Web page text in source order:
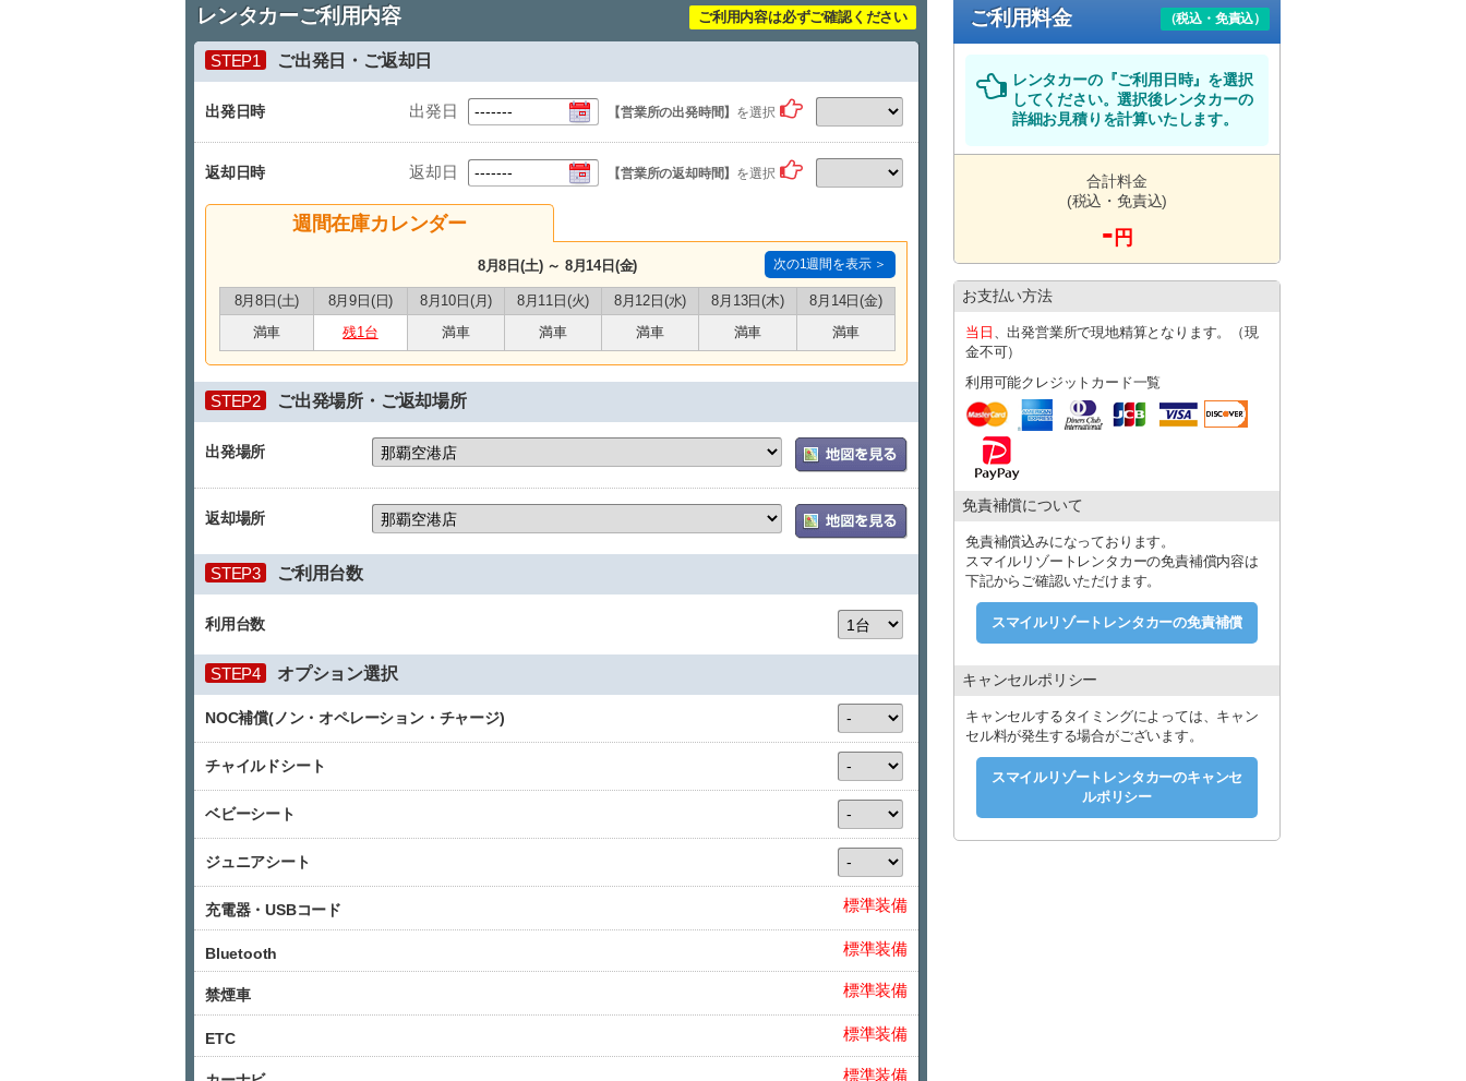
（例：９：００までに那覇空港に到着→９：３０発の送迎便）
空港への送りは１７：００発が最終便となりますので、予めご了承下さい。
■ 乗車場所
⸻
【公式LINE登録のお願い】
当日のご案内は公式LINEを使用いたします。
・LINE ID：@661gpual
・LINEリンク：https://lin.ee/lcfZd4o
公式LINE登録の際に下記情報をメッセージでお送りください。
当日のご連絡は、公式LINEを使用して行います。
※公式LINEのご利用が難しい場合は、ご予約時の備考欄にその旨を必ず記載ください。
【注意事項（必ずご確認ください）】
・空港送迎は【完全予約制・時間指定制】です
・送迎枠には限りがあり、先着順でのご案内となります
・返却はフライト時間の【2時間前まで】にお願いいたします
・送迎プランは前日の１９時までにご予約をお願いします。
・原則、当日の送迎時間変更はできかねます。（※飛行機遅延の場合は、必ず店舗にご連絡くださ
い。）
※交通状況・繁忙期・悪天候等により、送迎対応が難しい場合がございます。その際は店舗よりご連絡
※近隣施設から店舗へ直接お越しになるお客様は、タクシー代キャッシュバック（上限１，０００円）
を行っております。その際は、領収書を必ず店舗スタッフへお渡しください。
【無料貸出】
・チャイルドシート／ジュニアシート
⸻
各種補償プラン・NOC補償については、
ご来店時にスタッフよりご説明いたします。
※内容をご確認のうえ、ご希望に応じてご加入いただけます。
⸻
予約を取消される場合、下記の手数料を申し受けます。
・2日前〜前日：30％
レンタカーご利用内容 ご利用内容は必ずご確認ください
STEP1 ご出発日・ご返却日
出発日時 出発日 【営業所の出発時間】 を選択
返却日時 返却日 【営業所の返却時間】 を選択
週間在庫カレンダー
次の1週間を表示 ＞
8月8日(土) ～ 8月14日(金)
8月8日(土) 8月9日(日) 8月10日(月) 8月11日(火) 8月12日(水) 8月13日(木)
8月14日(金)
満車
残1台 満車 満車 満車 満車 満車
STEP2 ご出発場所・ご返却場所
出発場所
返却場所
STEP3 ご利用台数
利用台数
STEP4 オプション選択
NOC補償(ノン・オペレーション・チャージ)
チャイルドシート
ベビーシート
ジュニアシート
充電器・USBコード 標準装備
Bluetooth 標準装備
禁煙車 標準装備
ETC 標準装備
標準装備
ご利用料金 （税込・免責込）
レンタカーの『ご利用日時』を選択
してください。選択後レンタカーの
詳細お見積りを計算いたします。
合計料金
(税込・免責込)
- 円
お支払い方法
当日 、出発営業所で現地精算となります。（現
金不可）
利用可能クレジットカード一覧
免責補償について
免責補償込みになっております。
スマイルリゾートレンタカーの免責補償内容は
下記からご確認いただけます。
スマイルリゾートレンタカーの免責補償
キャンセルポリシー
キャンセルするタイミングによっては、キャン
セル料が発生する場合がございます。
スマイルリゾートレンタカーのキャンセ
ルポリシー